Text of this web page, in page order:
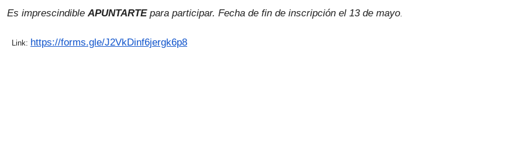
Es imprescindible APUNTARTEpara participar. Fecha de fin de inscripción el 13 de mayo
Link: https://forms.gle/J2VkDinf6jergk6p8